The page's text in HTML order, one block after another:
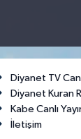
Diyanet TV
Diyanet Kuran
Kabe Canlı
İletişim